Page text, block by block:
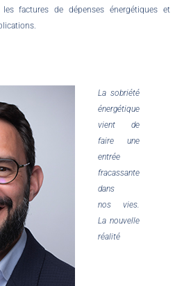
factures de dépenses énergétiques et
La sobriété
énergétique
vient de
faire une
entrée
fracassante
dans
nos vies.
La nouvelle
réalité